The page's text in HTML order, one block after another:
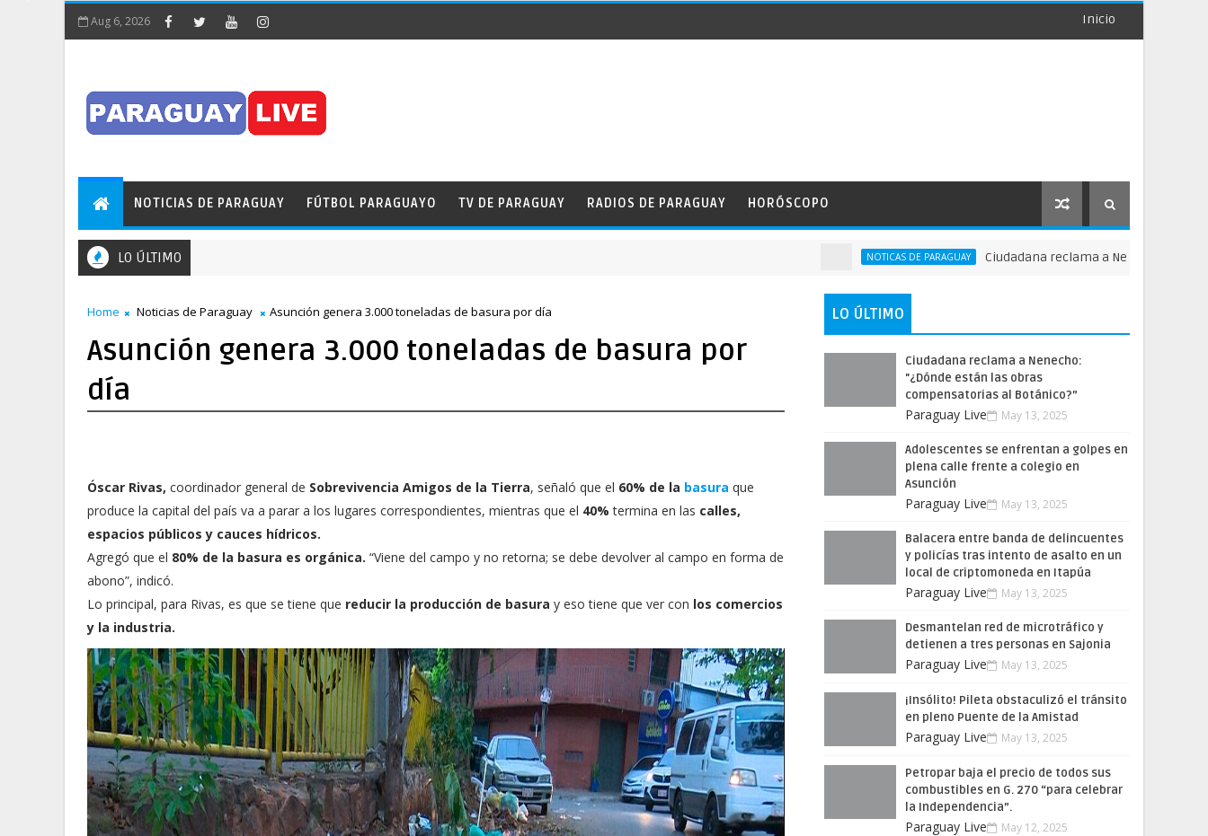
Aug 6, 2026 Inicio
NOTICIAS DE PARAGUAY FÚTBOL PARAGUAYO TV DE PARAGUAY RADIOS DE PARAGUAY HORÓSCOPO
LO ÚLTIMO NOTICAS DE PARAGUAY Ciudadana reclama a Nenecho: "¿Dónde
Home Noticias de Paraguay Asunción genera 3.000 toneladas de basura por día
Asunción genera 3.000 toneladas de basura por
día
Óscar Rivas, coordinador general de Sobrevivencia Amigos de la Tierra, señaló que el 60% de la basura que
produce la capital del país va a parar a los lugares correspondientes, mientras que el 40% termina en las calles,
espacios públicos y cauces hídricos.
Agregó que el 80% de la basura es orgánica. “Viene del campo y no retorna; se debe devolver al campo en forma de
abono”, indicó.
Lo principal, para Rivas, es que se tiene que reducir la producción de basura y eso tiene que ver con los comercios
y la industria.
LO ÚLTIMO
Ciudadana reclama a Nenecho:
"¿Dónde están las obras
compensatorias al Botánico?”
Paraguay Live May 13, 2025
Adolescentes se enfrentan a golpes en
plena calle frente a colegio en
Asunción
Paraguay Live May 13, 2025
Balacera entre banda de delincuentes
y policías tras intento de asalto en un
local de criptomoneda en Itapúa
Paraguay Live May 13, 2025
Desmantelan red de microtráfico y
detienen a tres personas en Sajonia
Paraguay Live May 13, 2025
¡Insólito! Pileta obstaculizó el tránsito
en pleno Puente de la Amistad
Paraguay Live May 13, 2025
Petropar baja el precio de todos sus
combustibles en G. 270 “para celebrar
la Independencia”.
Paraguay Live May 12, 2025